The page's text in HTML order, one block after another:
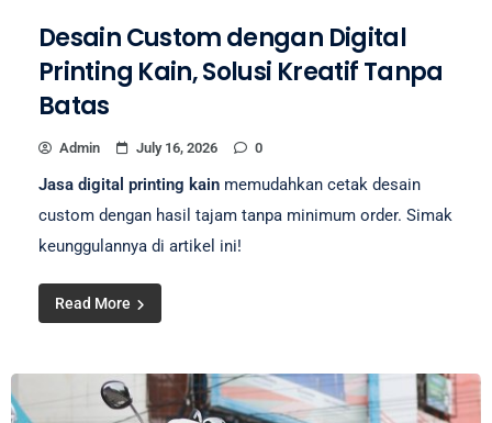
Desain Custom dengan Digital
Printing Kain, Solusi Kreatif Tanpa
Batas
Admin July 16, 2026 0
Jasa digital printing kain memudahkan cetak desain
custom dengan hasil tajam tanpa minimum order. Simak
keunggulannya di artikel ini!
Read More